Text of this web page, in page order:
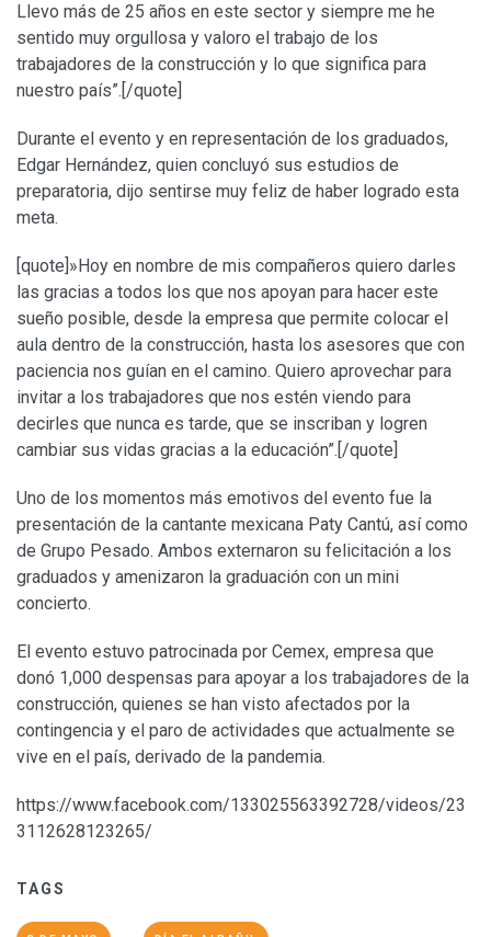
Llevo más de 25 años en este sector y siempre me he
sentido muy orgullosa y valoro el trabajo de los
trabajadores de la construcción y lo que significa para
nuestro país”.[/quote]
Durante el evento y en representación de los graduados,
Edgar Hernández, quien concluyó sus estudios de
preparatoria, dijo sentirse muy feliz de haber logrado esta
meta.
[quote]»Hoy en nombre de mis compañeros quiero darles
las gracias a todos los que nos apoyan para hacer este
sueño posible, desde la empresa que permite colocar el
aula dentro de la construcción, hasta los asesores que con
paciencia nos guían en el camino. Quiero aprovechar para
invitar a los trabajadores que nos estén viendo para
decirles que nunca es tarde, que se inscriban y logren
cambiar sus vidas gracias a la educación”.[/quote]
Uno de los momentos más emotivos del evento fue la
presentación de la cantante mexicana Paty Cantú, así como
de Grupo Pesado. Ambos externaron su felicitación a los
graduados y amenizaron la graduación con un mini
concierto.
El evento estuvo patrocinada por Cemex, empresa que
donó 1,000 despensas para apoyar a los trabajadores de la
construcción, quienes se han visto afectados por la
contingencia y el paro de actividades que actualmente se
vive en el país, derivado de la pandemia.
https://www.facebook.com/133025563392728/videos/23
3112628123265/
TAGS